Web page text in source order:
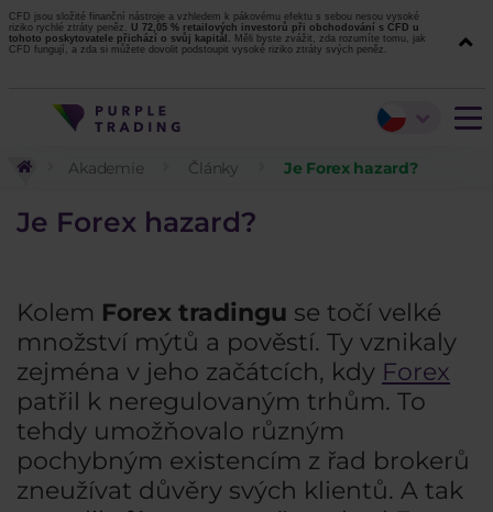
CFD jsou složité finanční nástroje a vzhledem k pákovému efektu s sebou nesou vysoké
riziko rychlé ztráty peněz. U 72,05 % retailových investorů při obchodování s CFD u
tohoto poskytovatele přichází o svůj kapitál. Měli byste zvážit, zda rozumíte tomu, jak
CFD fungují, a zda si můžete dovolit podstoupit vysoké riziko ztráty svých peněz.
Akademie Články Je Forex hazard?
Je Forex hazard?
Kolem Forex tradingu se točí velké
množství mýtů a pověstí. Ty vznikaly
zejména v jeho začátcích, kdy Forex
patřil k neregulovaným trhům. To
tehdy umožňovalo různým
pochybným existencím z řad brokerů
zneužívat důvěry svých klientů. A tak